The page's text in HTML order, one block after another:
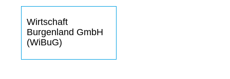
Wirtschaft
Burgenland GmbH
(WiBuG)